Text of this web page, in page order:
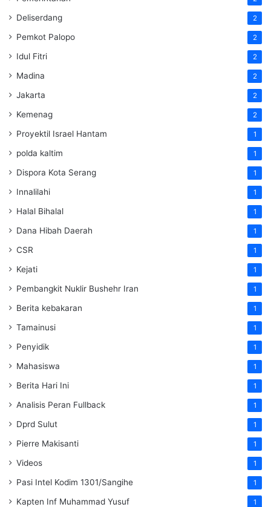
Deliserdang 2
Pemkot Palopo 2
Idul Fitri 2
Madina 2
Jakarta 2
Kemenag 2
Proyektil Israel Hantam 1
polda kaltim 1
Dispora Kota Serang 1
Innalilahi 1
Halal Bihalal 1
Dana Hibah Daerah 1
CSR 1
Kejati 1
Pembangkit Nuklir Bushehr Iran 1
Berita kebakaran 1
Tamainusi 1
Penyidik 1
Mahasiswa 1
Berita Hari Ini 1
Analisis Peran Fullback 1
Dprd Sulut 1
Pierre Makisanti 1
Videos 1
Pasi Intel Kodim 1301/Sangihe 1
Kapten Inf Muhammad Yusuf 1